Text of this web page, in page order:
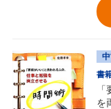
書
を